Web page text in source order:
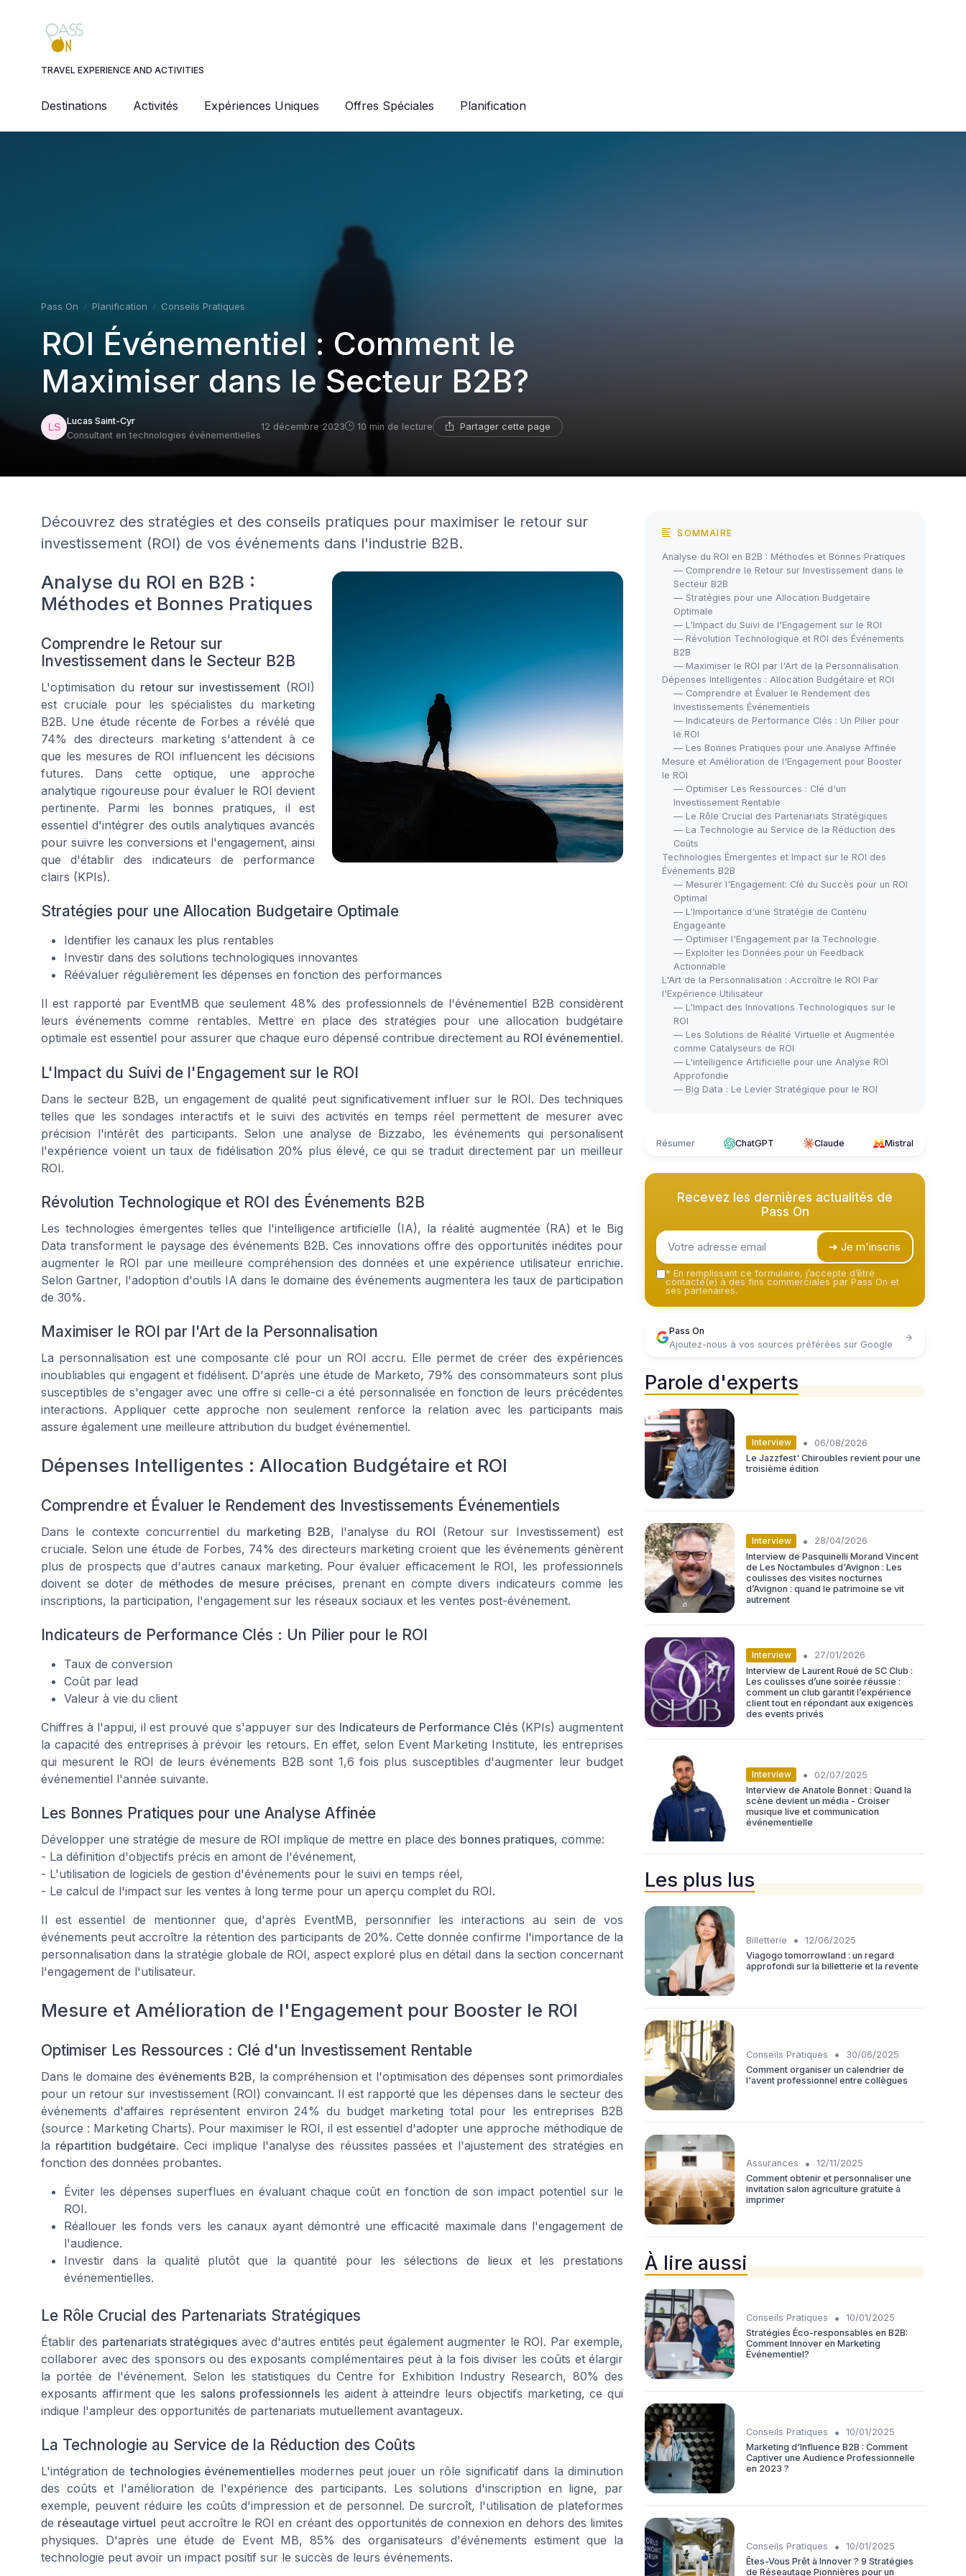
TRAVEL EXPERIENCE AND ACTIVITIES
Destinations Activités Expériences Uniques Offres Spéciales Planification
Pass On Planification Conseils Pratiques
ROI Événementiel : Comment le
Maximiser dans le Secteur B2B?
Lucas Saint-Cyr
Consultant en technologies événementielles
12 décembre 2023 10 min de lecture Partager cette page
Découvrez des stratégies et des conseils pratiques pour maximiser le retour sur
investissement (ROI) de vos événements dans l'industrie B2B.
Analyse du ROI en B2B :
Méthodes et Bonnes Pratiques
Comprendre le Retour sur
Investissement dans le Secteur B2B
L'optimisation du retour sur investissement (ROI)
est cruciale pour les spécialistes du marketing
B2B. Une étude récente de Forbes a révélé que
74% des directeurs marketing s'attendent à ce
que les mesures de ROI influencent les décisions
futures. Dans cette optique, une approche
analytique rigoureuse pour évaluer le ROI devient
pertinente. Parmi les bonnes pratiques, il est
essentiel d'intégrer des outils analytiques avancés
pour suivre les conversions et l'engagement, ainsi
que d'établir des indicateurs de performance
clairs (KPIs).
Stratégies pour une Allocation Budgetaire Optimale
Identifier les canaux les plus rentables
Investir dans des solutions technologiques innovantes
Réévaluer régulièrement les dépenses en fonction des performances
Il est rapporté par EventMB que seulement 48% des professionnels de l'événementiel B2B considèrent
leurs événements comme rentables. Mettre en place des stratégies pour une allocation budgétaire
optimale est essentiel pour assurer que chaque euro dépensé contribue directement au ROI événementiel.
L'Impact du Suivi de l'Engagement sur le ROI
Dans le secteur B2B, un engagement de qualité peut significativement influer sur le ROI. Des techniques
telles que les sondages interactifs et le suivi des activités en temps réel permettent de mesurer avec
précision l'intérêt des participants. Selon une analyse de Bizzabo, les événements qui personalisent
l'expérience voient un taux de fidélisation 20% plus élevé, ce qui se traduit directement par un meilleur
ROI.
Révolution Technologique et ROI des Événements B2B
Les technologies émergentes telles que l'intelligence artificielle (IA), la réalité augmentée (RA) et le Big
Data transforment le paysage des événements B2B. Ces innovations offre des opportunités inédites pour
augmenter le ROI par une meilleure compréhension des données et une expérience utilisateur enrichie.
Selon Gartner, l'adoption d'outils IA dans le domaine des événements augmentera les taux de participation
de 30%.
Maximiser le ROI par l'Art de la Personnalisation
La personnalisation est une composante clé pour un ROI accru. Elle permet de créer des expériences
inoubliables qui engagent et fidélisent. D'après une étude de Marketo, 79% des consommateurs sont plus
susceptibles de s'engager avec une offre si celle-ci a été personnalisée en fonction de leurs précédentes
interactions. Appliquer cette approche non seulement renforce la relation avec les participants mais
assure également une meilleure attribution du budget événementiel.
Dépenses Intelligentes : Allocation Budgétaire et ROI
Comprendre et Évaluer le Rendement des Investissements Événementiels
Dans le contexte concurrentiel du marketing B2B, l'analyse du ROI (Retour sur Investissement) est
cruciale. Selon une étude de Forbes, 74% des directeurs marketing croient que les événements génèrent
plus de prospects que d'autres canaux marketing. Pour évaluer efficacement le ROI, les professionnels
doivent se doter de méthodes de mesure précises, prenant en compte divers indicateurs comme les
inscriptions, la participation, l'engagement sur les réseaux sociaux et les ventes post-événement.
Indicateurs de Performance Clés : Un Pilier pour le ROI
Taux de conversion
Coût par lead
Valeur à vie du client
Chiffres à l'appui, il est prouvé que s'appuyer sur des Indicateurs de Performance Clés(KPIs) augmentent
la capacité des entreprises à prévoir les retours. En effet, selon Event Marketing Institute, les entreprises
qui mesurent le ROI de leurs événements B2B sont 1,6 fois plus susceptibles d'augmenter leur budget
événementiel l'année suivante.
Les Bonnes Pratiques pour une Analyse Affinée
Développer une stratégie de mesure de ROI implique de mettre en place des bonnes pratiques, comme:
- La définition d'objectifs précis en amont de l'événement,
- L'utilisation de logiciels de gestion d'événements pour le suivi en temps réel,
- Le calcul de l'impact sur les ventes à long terme pour un aperçu complet du ROI.
Il est essentiel de mentionner que, d'après EventMB, personnifier les interactions au sein de vos
événements peut accroître la rétention des participants de 20%. Cette donnée confirme l'importance de la
personnalisation dans la stratégie globale de ROI, aspect exploré plus en détail dans la section concernant
l'engagement de l'utilisateur.
Mesure et Amélioration de l'Engagement pour Booster le ROI
Optimiser Les Ressources : Clé d'un Investissement Rentable
Dans le domaine des événements B2B, la compréhension et l'optimisation des dépenses sont primordiales
pour un retour sur investissement (ROI) convaincant. Il est rapporté que les dépenses dans le secteur des
événements d'affaires représentent environ 24% du budget marketing total pour les entreprises B2B
(source : Marketing Charts). Pour maximiser le ROI, il est essentiel d'adopter une approche méthodique de
la répartition budgétaire. Ceci implique l'analyse des réussites passées et l'ajustement des stratégies en
fonction des données probantes.
Éviter les dépenses superflues en évaluant chaque coût en fonction de son impact potentiel sur le
ROI.
Réallouer les fonds vers les canaux ayant démontré une efficacité maximale dans l'engagement de
l'audience.
Investir dans la qualité plutôt que la quantité pour les sélections de lieux et les prestations
événementielles.
Le Rôle Crucial des Partenariats Stratégiques
Établir des partenariats stratégiques avec d'autres entités peut également augmenter le ROI. Par exemple,
collaborer avec des sponsors ou des exposants complémentaires peut à la fois diviser les coûts et élargir
la portée de l'événement. Selon les statistiques du Centre for Exhibition Industry Research, 80% des
exposants affirment que les salons professionnelsles aident à atteindre leurs objectifs marketing, ce qui
indique l'ampleur des opportunités de partenariats mutuellement avantageux.
La Technologie au Service de la Réduction des Coûts
L'intégration detechnologies événementielles modernes peut jouer un rôle significatif dans la diminution
des coûts et l'amélioration de l'expérience des participants. Les solutions d'inscription en ligne, par
exemple, peuvent réduire les coûts d'impression et de personnel. De surcroît, l'utilisation de plateformes
de réseautage virtuel peut accroître le ROI en créant des opportunités de connexion en dehors des limites
physiques. D'après une étude de Event MB, 85% des organisateurs d'événements estiment que la
technologie peut avoir un impact positif sur le succès de leurs événements.
SOMMAIRE
Analyse du ROI en B2B : Méthodes et Bonnes Pratiques
— Comprendre le Retour sur Investissement dans le
Secteur B2B
— Stratégies pour une Allocation Budgetaire
Optimale
— L'Impact du Suivi de l'Engagement sur le ROI
— Révolution Technologique et ROI des Événements
B2B
— Maximiser le ROI par l'Art de la Personnalisation
Dépenses Intelligentes : Allocation Budgétaire et ROI
— Comprendre et Évaluer le Rendement des
Investissements Événementiels
— Indicateurs de Performance Clés : Un Pilier pour
le ROI
— Les Bonnes Pratiques pour une Analyse Affinée
Mesure et Amélioration de l'Engagement pour Booster
le ROI
— Optimiser Les Ressources : Clé d'un
Investissement Rentable
— Le Rôle Crucial des Partenariats Stratégiques
— La Technologie au Service de la Réduction des
Coûts
Technologies Émergentes et Impact sur le ROI des
Événements B2B
— Mesurer l'Engagement: Clé du Succès pour un ROI
Optimal
— L'Importance d'une Stratégie de Contenu
Engageante
— Optimiser l'Engagement par la Technologie
— Exploiter les Données pour un Feedback
Actionnable
L'Art de la Personnalisation : Accroître le ROI Par
l'Expérience Utilisateur
— L'Impact des Innovations Technologiques sur le
ROI
— Les Solutions de Réalité Virtuelle et Augmentée
comme Catalyseurs de ROI
— L'intelligence Artificielle pour une Analyse ROI
Approfondie
— Big Data : Le Levier Stratégique pour le ROI
Résumer ChatGPT Claude Mistral
Recevez les dernières actualités de
Pass On
➔ Je m'inscris
* En remplissant ce formulaire, j’accepte d’être
contacté(e) à des fins commerciales par Pass On et
ses partenaires.
Pass On
Ajoutez-nous à vos sources préférées sur Google
Parole d'experts
Interview •
06/08/2026
Le Jazzfest' Chiroubles revient pour une
troisième édition
Interview •
28/04/2026
Interview de Pasquinelli Morand Vincent
de Les Noctambules d'Avignon : Les
coulisses des visites nocturnes
d’Avignon : quand le patrimoine se vit
autrement
Interview •
27/01/2026
Interview de Laurent Roué de SC Club :
Les coulisses d’une soirée réussie :
comment un club garantit l’expérience
client tout en répondant aux exigences
des events privés
Interview •
02/07/2025
Interview de Anatole Bonnet : Quand la
scène devient un média - Croiser
musique live et communication
événementielle
Les plus lus
Billetterie •
12/06/2025
Viagogo tomorrowland : un regard
approfondi sur la billetterie et la revente
Conseils Pratiques •
30/06/2025
Comment organiser un calendrier de
l'avent professionnel entre collègues
Assurances •
12/11/2025
Comment obtenir et personnaliser une
invitation salon agriculture gratuite à
imprimer
À lire aussi
Conseils Pratiques •
10/01/2025
Stratégies Éco-responsables en B2B:
Comment Innover en Marketing
Événementiel?
Conseils Pratiques •
10/01/2025
Marketing d'Influence B2B : Comment
Captiver une Audience Professionnelle
en 2023 ?
Conseils Pratiques •
10/01/2025
Êtes-Vous Prêt à Innover ? 9 Stratégies
de Réseautage Pionnières pour un